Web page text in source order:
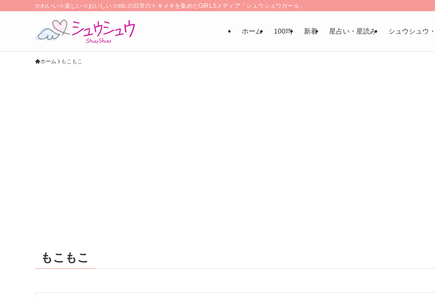
かわいい☆楽しい☆おいしい☆etc.の日常のトキメキを集めたGIRLSメディア「シュウシュウガール」
ホーム 100均 新着 星占い・星読み シュウシュウ
ホーム もこもこ
もこもこ